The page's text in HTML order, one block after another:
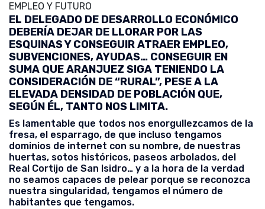
EMPLEO Y FUTURO
EL DELEGADO DE DESARROLLO ECONÓMICO
DEBERÍA DEJAR DE LLORAR POR LAS
ESQUINAS Y CONSEGUIR ATRAER EMPLEO,
SUBVENCIONES, AYUDAS… CONSEGUIR EN
SUMA QUE ARANJUEZ SIGA TENIENDO LA
CONSIDERACIÓN DE “RURAL”, PESE A LA
ELEVADA DENSIDAD DE POBLACIÓN QUE,
SEGÚN ÉL, TANTO NOS LIMITA.
Es lamentable que todos nos enorgullezcamos de la
fresa, el esparrago, de que incluso tengamos
dominios de internet con su nombre, de nuestras
huertas, sotos históricos, paseos arbolados, del
Real Cortijo de San Isidro… y a la hora de la verdad
no seamos capaces de pelear porque se reconozca
nuestra singularidad, tengamos el número de
habitantes que tengamos.